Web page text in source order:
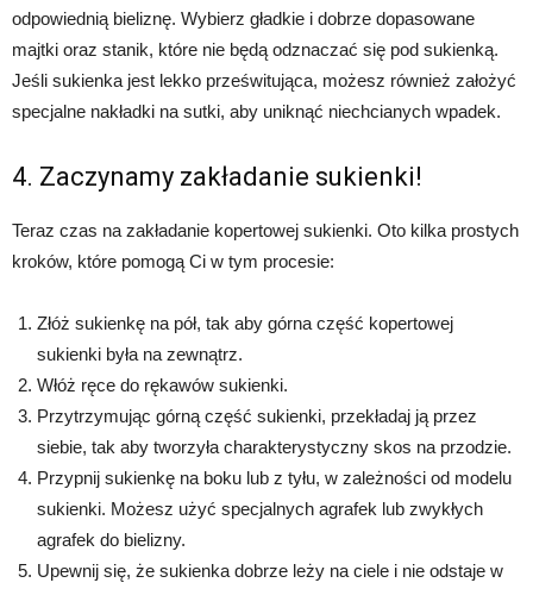
odpowiednią bieliznę. Wybierz gładkie i dobrze dopasowane
majtki oraz stanik, które nie będą odznaczać się pod sukienką.
Jeśli sukienka jest lekko prześwitująca, możesz również założyć
specjalne nakładki na sutki, aby uniknąć niechcianych wpadek.
4. Zaczynamy zakładanie sukienki!
Teraz czas na zakładanie kopertowej sukienki. Oto kilka prostych
kroków, które pomogą Ci w tym procesie:
Złóż sukienkę na pół, tak aby górna część kopertowej
sukienki była na zewnątrz.
Włóż ręce do rękawów sukienki.
Przytrzymując górną część sukienki, przekładaj ją przez
siebie, tak aby tworzyła charakterystyczny skos na przodzie.
Przypnij sukienkę na boku lub z tyłu, w zależności od modelu
sukienki. Możesz użyć specjalnych agrafek lub zwykłych
agrafek do bielizny.
Upewnij się, że sukienka dobrze leży na ciele i nie odstaje w